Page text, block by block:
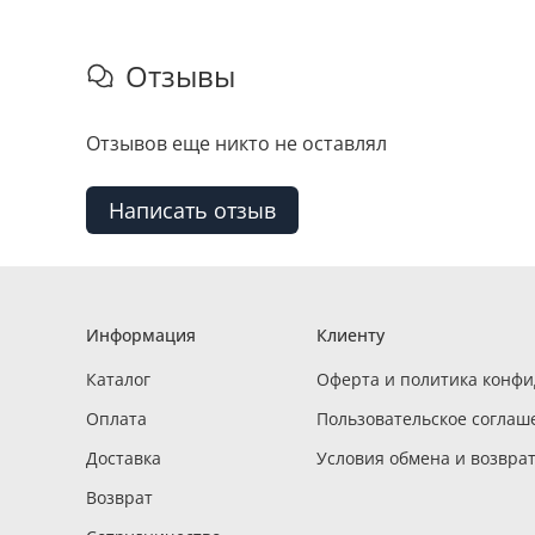
Отзывы
Отзывов еще никто не оставлял
Написать отзыв
Информация
Каталог
Оплата
Доставка
Возврат
Клиенту
Оферта и политика
Пользовательское
Условия обмена и